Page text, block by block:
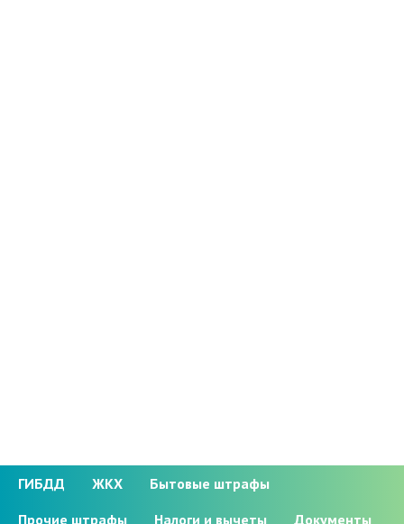
ГИБДД ЖКХ
Бытовые штрафы
Прочие штрафы
Налоги и вычеты Документы